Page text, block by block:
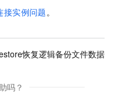
接实例问题。
恢复逻辑备份文件数据
吗？